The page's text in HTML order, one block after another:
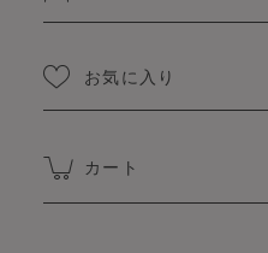
お気に入り
カート